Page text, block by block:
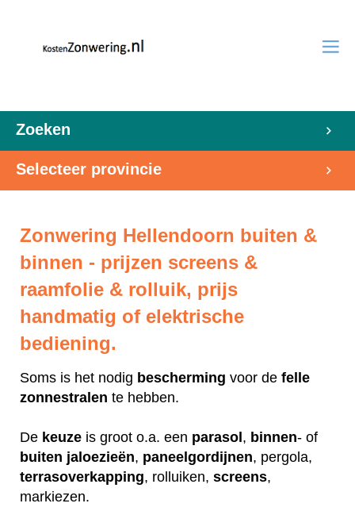
Zoeken
Selecteer provincie
Zonwering Hellendoorn buiten &
binnen - prijzen screens &
raamfolie & rolluik, prijs
handmatig of elektrische
bediening.
Soms is het nodig bescherming voor de felle
zonnestralen te hebben.
De keuze is groot o.a. een parasol, binnen- of
buiten jaloezieën, paneelgordijnen, pergola,
terrasoverkapping, rolluiken, screens,
markiezen.